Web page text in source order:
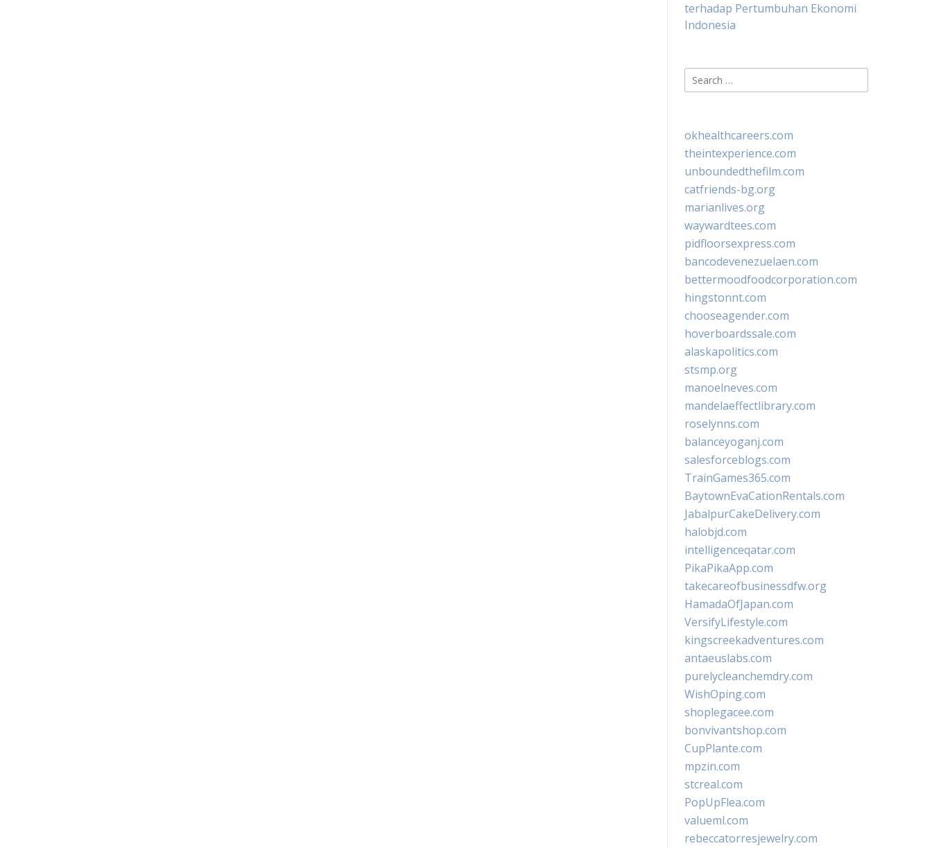
terhadap Pertumbuhan Ekonomi
Indonesia
Search
for:
okhealthcareers.com
theintexperience.com
unboundedthefilm.com
catfriends-bg.org
marianlives.org
waywardtees.com
pidfloorsexpress.com
bancodevenezuelaen.com
bettermoodfoodcorporation.com
hingstonnt.com
chooseagender.com
hoverboardssale.com
alaskapolitics.com
stsmp.org
manoelneves.com
mandelaeffectlibrary.com
roselynns.com
balanceyoganj.com
salesforceblogs.com
TrainGames365.com
BaytownEvaCationRentals.com
JabalpurCakeDelivery.com
halobjd.com
intelligenceqatar.com
PikaPikaApp.com
takecareofbusinessdfw.org
HamadaOfJapan.com
VersifyLifestyle.com
kingscreekadventures.com
antaeuslabs.com
purelycleanchemdry.com
WishOping.com
shoplegacee.com
bonvivantshop.com
CupPlante.com
mpzin.com
stcreal.com
PopUpFlea.com
valueml.com
rebeccatorresjewelry.com